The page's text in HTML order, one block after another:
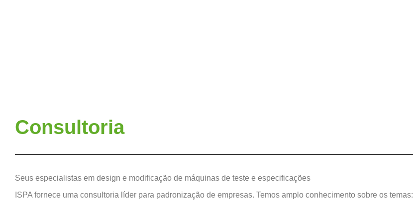
Consultoria
Seus especialistas em design e modificação de máquinas de teste e especificações
ISPA fornece uma consultoria líder para padronização de empresas. Temos amplo conhecimento sobre os temas: